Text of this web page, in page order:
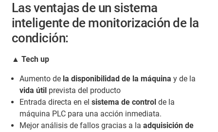
Las ventajas de un sistema
inteligente de monitorización de la
condición:
▲ Tech up
Aumento de la disponibilidad de la máquina y de la
vida útil prevista del producto
Entrada directa en el sistema de control de la
máquina PLC para una acción inmediata.
Mejor análisis de fallos gracias a la adquisición de